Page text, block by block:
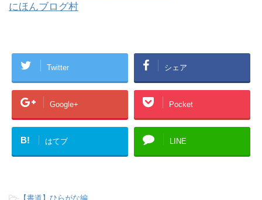
にほんブログ村
Twitter シェア
Google+ Pocket
B! はてブ LINE
- 【書道】ひらがな編